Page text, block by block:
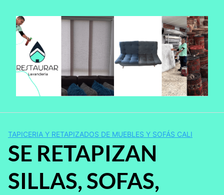
contenido
TAPICERIA Y RETAPIZADOS DE MUEBLES Y SOFÁS CALI
SE RETAPIZAN
SILLAS, SOFAS,